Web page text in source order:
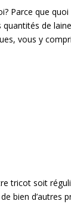
Parce que
quantités de
vous y
tricot soit
bien d’autres